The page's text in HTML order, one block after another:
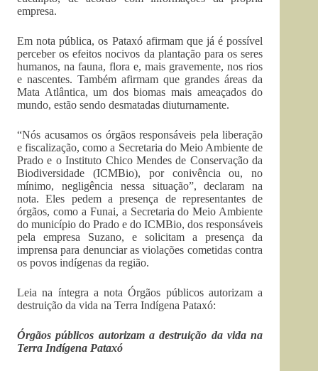
empresa.
Em nota pública, os Pataxó afirmam que já é possível
perceber os efeitos nocivos da plantação para os seres
humanos, na fauna, flora e, mais gravemente, nos rios
e nascentes. Também afirmam que grandes áreas da
Mata Atlântica, um dos biomas mais ameaçados do
mundo, estão sendo desmatadas diuturnamente.
“Nós acusamos os órgãos responsáveis pela liberação
e fiscalização, como a Secretaria do Meio Ambiente de
Prado e o Instituto Chico Mendes de Conservação da
Biodiversidade (ICMBio), por conivência ou, no
mínimo, negligência nessa situação”, declaram na
nota. Eles pedem a presença de representantes de
órgãos, como a Funai, a Secretaria do Meio Ambiente
do município do Prado e do ICMBio, dos responsáveis
pela empresa Suzano, e solicitam a presença da
imprensa para denunciar as violações cometidas contra
os povos indígenas da região.
Leia na íntegra a nota Órgãos públicos autorizam a
destruição da vida na Terra Indígena Pataxó:
Órgãos públicos autorizam a destruição da vida na
Terra Indígena Pataxó